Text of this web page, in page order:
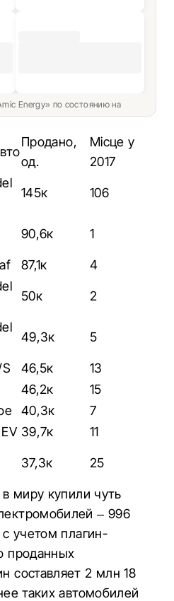
Energy» по состоянию на
Продано,
од.
Місце у
2017
145к 106
90,6к 1
87,1к 4
50к 2
49,3к 5
46,5к
13
46,2к
15
40,3к
7
39,7к 11
37,3к 25
миру купили чуть
– 996
учетом плагин-
проданных
составляет 2 млн 18
таких автомобилей